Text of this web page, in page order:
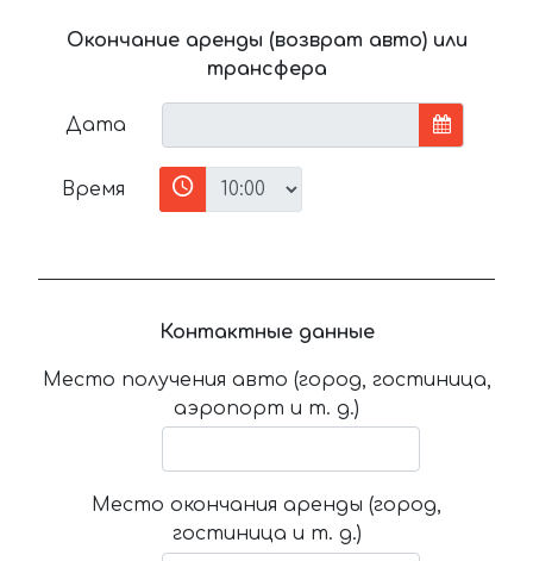
Окончание аренды (возврат авто) или
трансфера
Дата
Время
Контактные данные
Место получения авто (город, гостиница,
аэропорт и т. д.)
Место окончания аренды (город,
гостиница и т. д.)